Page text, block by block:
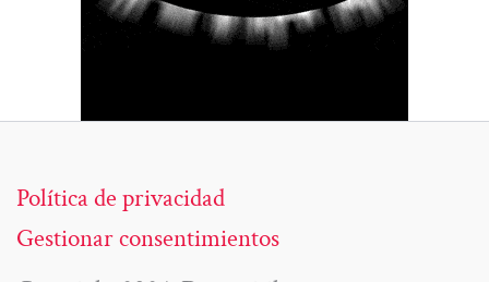
Política de privacidad
Gestionar consentimientos